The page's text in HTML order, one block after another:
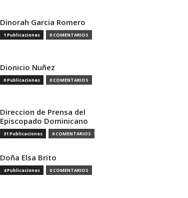
Dinorah Garcia Romero
1 Publicaciones 0 COMENTARIOS
Dionicio Nuñez
0 Publicaciones 0 COMENTARIOS
Direccion de Prensa del
Episcopado Dominicano
31 Publicaciones 0 COMENTARIOS
Doña Elsa Brito
4 Publicaciones 0 COMENTARIOS